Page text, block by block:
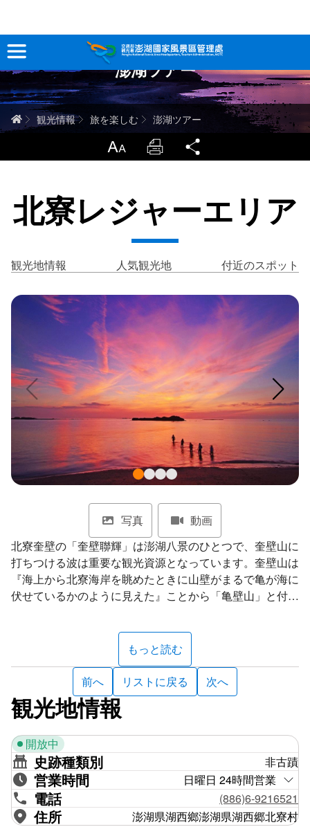
跳
到
主
要
內
容
観光情報
澎湖を深く知る
当サイトについて
サイトマップ
English Tiếng Việt
ไทย Bahasa indonesia
澎湖ツアー
ホーム
観光情報 旅を楽しむ 澎湖ツアー
LargrType Print
北寮レジャーエリア
観光地情報 人気観光地 付近のスポット
写真
動画
北寮奎壁の「奎壁聯輝」は澎湖八景のひとつで、奎壁山に
打ちつける波は重要な観光資源となっています。奎壁山は
『海上から北寮海岸を眺めたときに山壁がまるで亀が海に
伏せているかのように見えた』ことから「亀壁山」と付け
かつては東の海上にいくつもの漁り火が見え、それらが柔
らかな月光と相まって、まるで広大な星の海に身を置いる
ように感じられたことから「奎壁聯輝」と呼ばれ、褒め称
えられています。
●北寮赤嶼観湖 波踏み歩道おすすめ時刻表
もっと読む
前へ リストに戻る 次へ
観光地情報
開放中
史跡種類別 非古蹟
営業時間 日曜日 24時間営業
電話 (886)6-9216521
住所 澎湖県湖西鄉澎湖県湖西郷北寮村